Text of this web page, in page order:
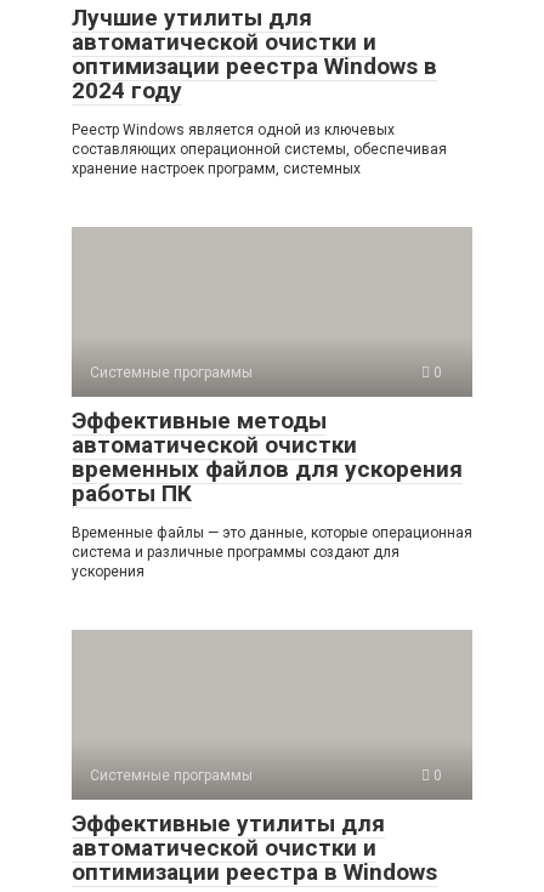
Лучшие утилиты для
автоматической очистки и
оптимизации реестра Windows в
2024 году
Реестр Windows является одной из ключевых
составляющих операционной системы, обеспечивая
хранение настроек программ, системных
Системные программы 0
Эффективные методы
автоматической очистки
временных файлов для ускорения
работы ПК
Временные файлы — это данные, которые операционная
система и различные программы создают для
ускорения
Системные программы 0
Эффективные утилиты для
автоматической очистки и
оптимизации реестра в Windows